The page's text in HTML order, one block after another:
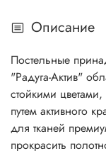
Описание
Постельные
"Радуга-Актив"
стойкими
путем активного
для тканей
прокрасить